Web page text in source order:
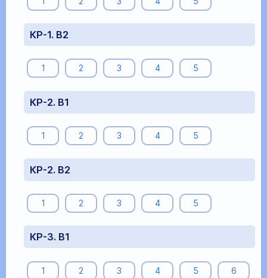
КР-1. В2
1 2 3 4 5
КР-2. В1
1 2 3 4 5
КР-2. В2
1 2 3 4 5
КР-3. В1
1 2 3 4 5 6